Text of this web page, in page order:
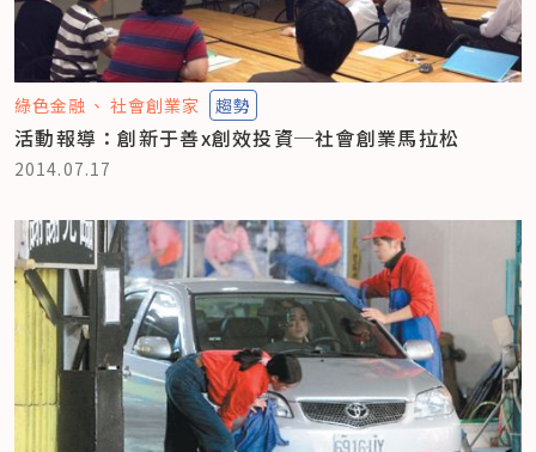
綠色金融 社會創業家 趨勢
活動報導：創新于善x創效投資─社會創業馬拉松
2014.07.17